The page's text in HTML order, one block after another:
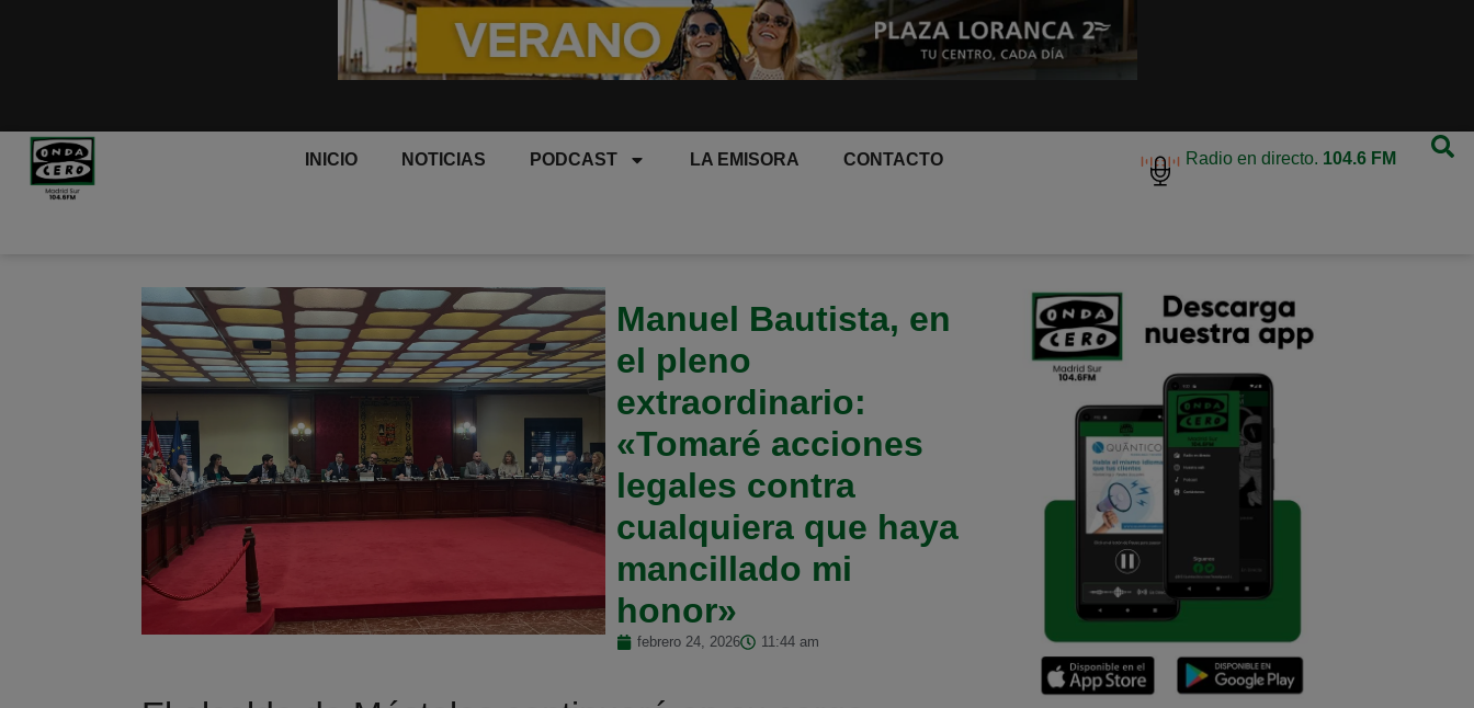
INICIO NOTICIAS PODCAST LA EMISORA CONTACTO Radio en directo. 104.6 FM
Manuel Bautista, en
el pleno
extraordinario:
«Tomaré acciones
legales contra
cualquiera que haya
mancillado mi
honor»
febrero 24, 2026 11:44 am